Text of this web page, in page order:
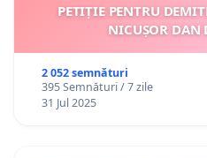
PETIȚIE PENTRU
NICUȘOR DAN
2 052 semnături
395 Semnături / 7 zile
31 Jul 2025